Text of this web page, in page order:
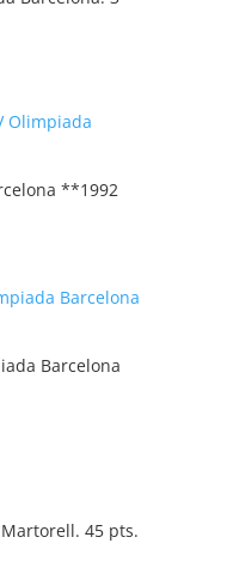
**1992
Barcelona
45 pts.